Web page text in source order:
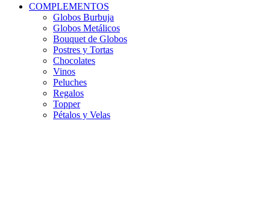
COMPLEMENTOS
Globos Burbuja
Globos Metálicos
Bouquet de Globos
Postres y Tortas
Chocolates
Vinos
Peluches
Regalos
Topper
Pétalos y Velas